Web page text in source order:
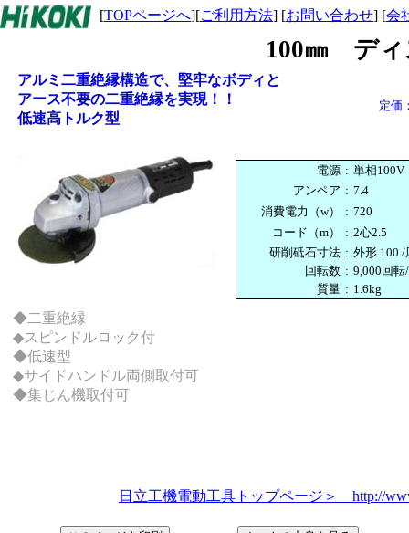
◆二重絶縁
◆スピンドルロック付
◆低速型
◆サイドハンドル両側取付可
◆集じん機取付可
アルミ二重絶縁構造で、堅牢なボディと
アース不要の二重絶縁を実現！！
低速高トルク型
日立工機電動工具トップページ＞ http://
100㎜ ディ
定価
電源 : 単相100V
アンペア : 7.4
消費電力（w）
: 720
コード（m）
: 2心2.5
研削砥石寸法 : 外形 100 /
回転数 : 9,000回転
質量 : 1.6kg
[TOPページへ][ご利用方法] [お問い合わせ] [会